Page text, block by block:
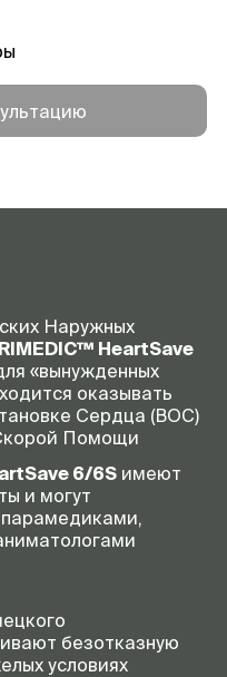
200 Ом
Наружных
HeartSave
«вынужденных
оказывать
Сердца (ВОС)
Помощи
6/6S имеют
и могут
парамедиками,
безотказную
условиях